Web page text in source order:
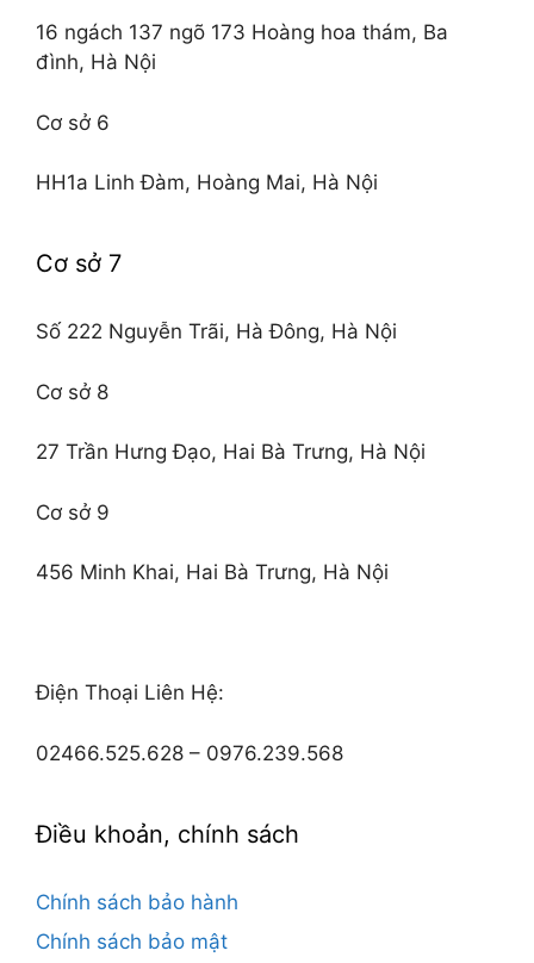
16 ngách 137 ngõ 173 Hoàng hoa thám, Ba
đình, Hà Nội
Cơ sở 6
HH1a Linh Đàm, Hoàng Mai, Hà Nội
Cơ sở 7
Số 222 Nguyễn Trãi, Hà Đông, Hà Nội
Cơ sở 8
27 Trần Hưng Đạo, Hai Bà Trưng, Hà Nội
Cơ sở 9
456 Minh Khai, Hai Bà Trưng, Hà Nội
Điện Thoại Liên Hệ:
02466.525.628 – 0976.239.568
Điều khoản, chính sách
Chính sách bảo hành
Chính sách bảo mật